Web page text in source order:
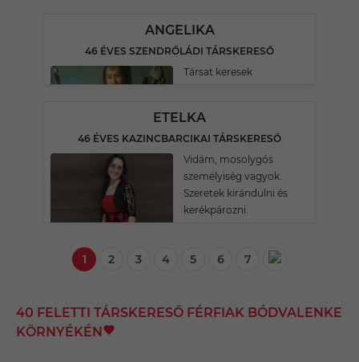
ANGELIKA
46 ÉVES SZENDRŐLÁDI TÁRSKERESŐ
Társat keresek
ETELKA
46 ÉVES KAZINCBARCIKAI TÁRSKERESŐ
Vidám, mosolygós
személyiség vagyok.
Szeretek kirándulni és
kerékpározni.
1 2 3 4 5 6 7
40 FELETTI TÁRSKERESŐ FÉRFIAK BÓDVALENKE
KÖRNYÉKÉN